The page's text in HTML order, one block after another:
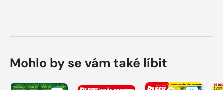
Mohlo by se vám také líbit